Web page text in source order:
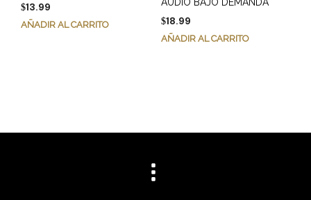
$13.99
AÑADIR AL CARRITO $18.99
AÑADIR AL CARRITO